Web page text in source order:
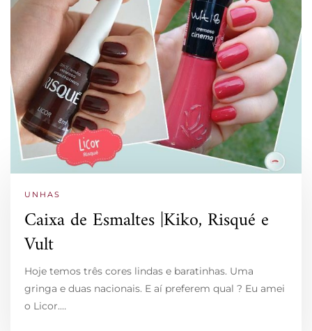
UNHAS
Caixa de Esmaltes |Kiko, Risqué e
Vult
Hoje temos três cores lindas e baratinhas. Uma
gringa e duas nacionais. E aí preferem qual ? Eu amei
o Licor.…